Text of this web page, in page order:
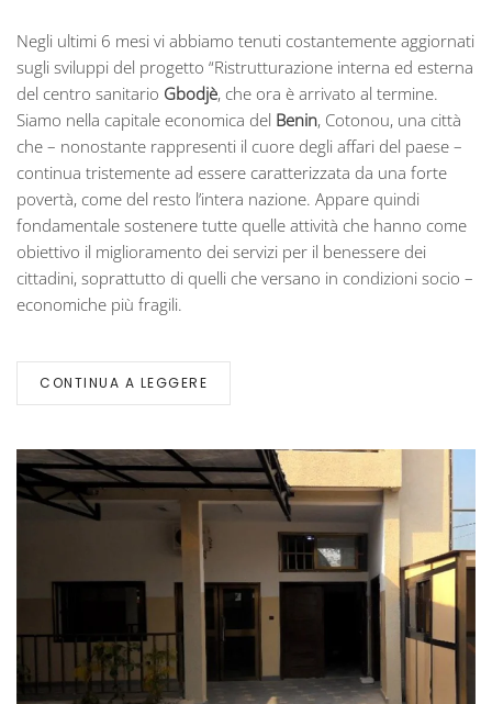
Negli ultimi 6 mesi vi abbiamo tenuti costantemente aggiornati
sugli sviluppi del progetto “Ristrutturazione interna ed esterna
del centro sanitario Gbodjè, che ora è arrivato al termine.
Siamo nella capitale economica del Benin, Cotonou, una città
che – nonostante rappresenti il cuore degli affari del paese –
continua tristemente ad essere caratterizzata da una forte
povertà, come del resto l’intera nazione. Appare quindi
fondamentale sostenere tutte quelle attività che hanno come
obiettivo il miglioramento dei servizi per il benessere dei
cittadini, soprattutto di quelli che versano in condizioni socio –
economiche più fragili.
CONTINUA A LEGGERE